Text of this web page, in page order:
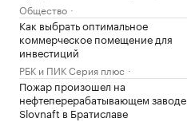
Общество
Как выбрать оптимальное
коммерческое помещение для
инвестиций
РБК и ПИК Серия плюс
Пожар произошел на
нефтеперерабатывающем заводе
Slovnaft в Братиславе